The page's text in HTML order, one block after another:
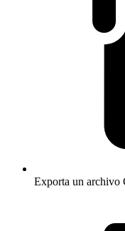
Exporta un archivo